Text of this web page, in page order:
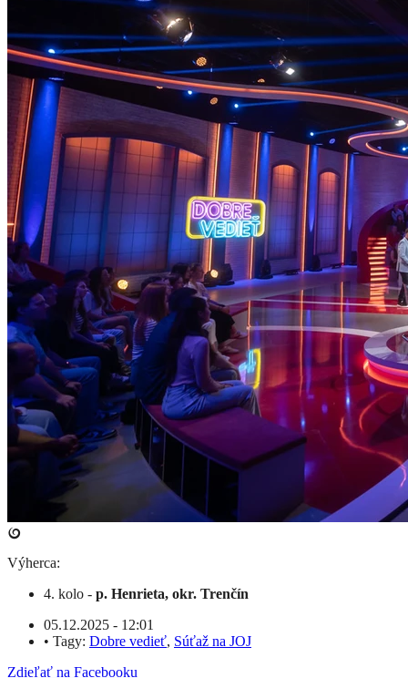
Výherca:
4. kolo - p. Henrieta, okr. Trenčín
05.12.2025 - 12:01
• Tagy: Dobre vedieť, Súťaž na JOJ
Zdieľať na Facebooku